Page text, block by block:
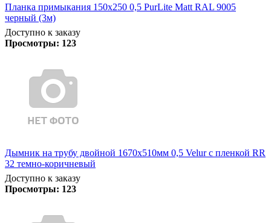
Планка примыкания 150х250 0,5 PurLite Matt RAL 9005
черный (3м)
Доступно к заказу
Просмотры: 123
Дымник на трубу двойной 1670х510мм 0,5 Velur с пленкой RR
32 темно-коричневый
Доступно к заказу
Просмотры: 123